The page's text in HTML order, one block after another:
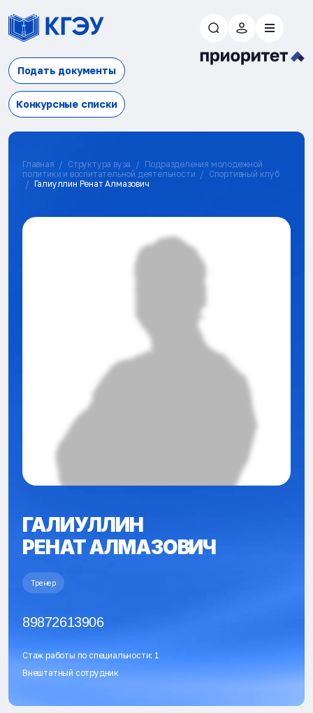
Подать документы
Конкурсные списки
Главная Структура вуза
Подразделения молодежной
политики и воспитательной деятельности
Спортивный клуб
Галиуллин Ренат Алмазович
ГАЛИУЛЛИН
РЕНАТ АЛМАЗОВИЧ
Тренер
89872613906
Стаж работы по специальности: 1
Внештатный сотрудник